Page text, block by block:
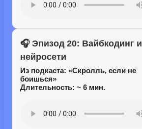
🎧 Эпизод 20: Вайбкодинг и
нейросети
Из подкаста: «Скролль, если не
боишься»
Длительность: ~ 6 мин.